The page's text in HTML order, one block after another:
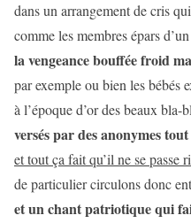
dans un arrangement de cris
comme les membres épars
la vengeance bouffée froid
par exemple ou bien les bébés
à l’époque d’or des beaux bla-
versés par des anonymes
et tout ça fait qu’il ne se passe
de particulier circulons donc
et un chant patriotique qui